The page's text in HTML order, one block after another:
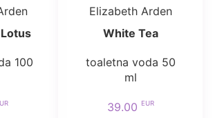
100
Elizabeth Arden
White Tea
toaletna voda 50
ml
39.00 EUR